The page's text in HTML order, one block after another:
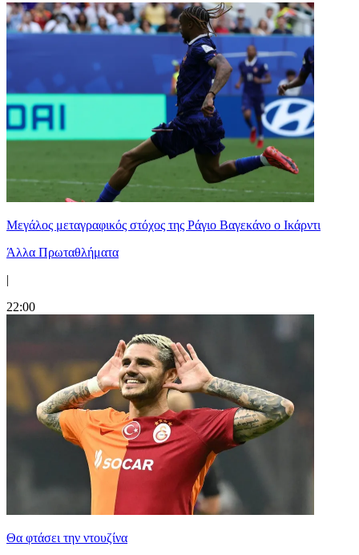
Μεγάλος μεταγραφικός στόχος της Ράγιο Βαγεκάνο ο Ικάρντι
Άλλα Πρωταθλήματα
|
22:00
Θα φτάσει την ντουζίνα